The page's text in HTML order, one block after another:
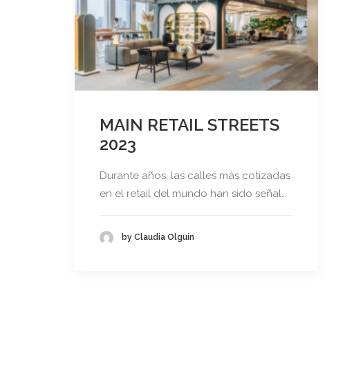
MAIN RETAIL STREETS
2023
Durante años, las calles más cotizadas
en el retail del mundo han sido señal…
by Claudia Olguín